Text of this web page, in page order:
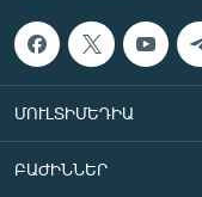
ՄՈՒԼՏԻՄԵԴԻԱ
ԲԱԺԻՆՆԵՐ